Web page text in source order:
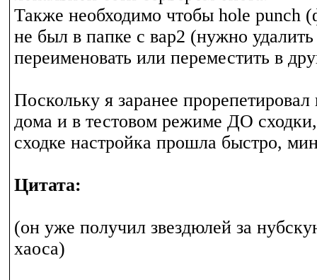
Также необходимо чтобы hole punch
не был в папке с вар2 (нужно
переименовать или переместить в
Поскольку я заранее прорепетировал
дома и в тестовом режиме ДО
сходке настройка прошла быстро,
Цитата:
(он уже получил звездюлей за
хаоса)